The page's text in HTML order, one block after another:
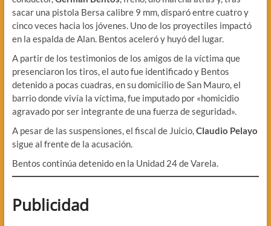
sacar una pistola Bersa calibre 9 mm, disparó entre cuatro y
cinco veces hacia los jóvenes. Uno de los proyectiles impactó
en la espalda de Alan. Bentos aceleró y huyó del lugar.
A partir de los testimonios de los amigos de la víctima que
presenciaron los tiros, el auto fue identificado y Bentos
detenido a pocas cuadras, en su domicilio de San Mauro, el
barrio donde vivía la víctima, fue imputado por «homicidio
agravado por ser integrante de una fuerza de seguridad».
A pesar de las suspensiones, el fiscal de Juicio,Claudio Pelayo
sigue al frente de la acusación.
Bentos continúa detenido en la Unidad 24 de Varela.
Publicidad